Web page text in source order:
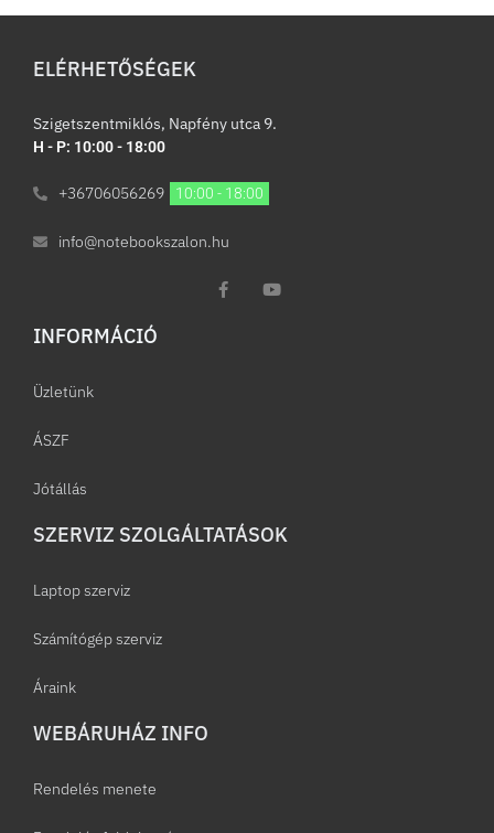
ELÉRHETŐSÉGEK
Szigetszentmiklós, Napfény utca 9.
H - P: 10:00 - 18:00
+36706056269 10:00 - 18:00
info@notebookszalon.hu
INFORMÁCIÓ​
Üzletünk
ÁSZF
Jótállás
SZERVIZ SZOLGÁLTATÁSOK
Laptop szerviz
Számítógép szerviz
Áraink
WEBÁRUHÁZ INFO
Rendelés menete